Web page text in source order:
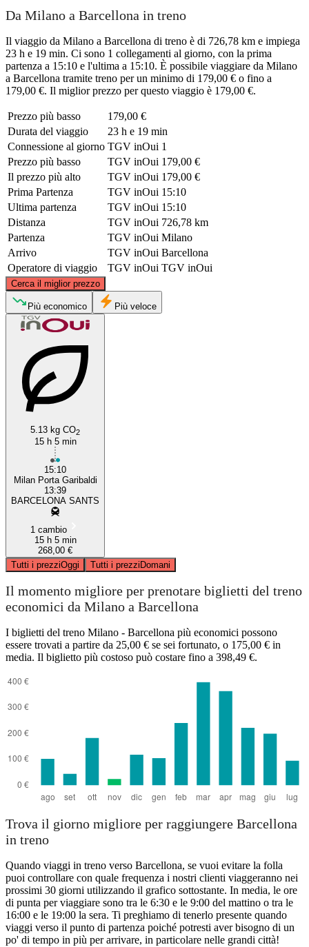
Da Milano a Barcellona in treno
Il viaggio da Milano a Barcellona di treno è di 726,78 km e impiega
23 h e 19 min. Ci sono 1 collegamenti al giorno, con la prima
partenza a 15:10 e l'ultima a 15:10. È possibile viaggiare da Milano
a Barcellona tramite treno per un minimo di 179,00 € o fino a
179,00 €. Il miglior prezzo per questo viaggio è 179,00 €.
Prezzo più basso
179,00 €
Durata del viaggio
23 h e 19 min
Connessione al giorno TGV inOui 1
Prezzo più basso
TGV inOui 179,00 €
Il prezzo più alto
TGV inOui 179,00 €
Prima Partenza
TGV inOui 15:10
Ultima partenza
TGV inOui 15:10
Distanza
TGV inOui 726,78 km
Partenza
TGV inOui Milano
Arrivo
TGV inOui Barcellona
Operatore di viaggio
TGV inOui TGV inOui
Cerca il miglior prezzo
Barcelona
©CARTO , ©OpenStreetMap
Più economico Più veloce
5.13 kg CO2
15 h 5 min
15:10
Milan Porta Garibaldi
13:39
BARCELONA SANTS
1 cambio
15 h 5 min
268,00 €
Tutti i prezziOggi Tutti i prezziDomani
Il momento migliore per prenotare biglietti del treno
economici da Milano a Barcellona
I biglietti del treno Milano - Barcellona più economici possono
essere trovati a partire da 25,00 € se sei fortunato, o 175,00 € in
media. Il biglietto più costoso può costare fino a 398,49 €.
Trova il giorno migliore per raggiungere Barcellona
in treno
Quando viaggi in treno verso Barcellona, se vuoi evitare la folla
puoi controllare con quale frequenza i nostri clienti viaggeranno nei
prossimi 30 giorni utilizzando il grafico sottostante. In media, le ore
di punta per viaggiare sono tra le 6:30 e le 9:00 del mattino o tra le
16:00 e le 19:00 la sera. Ti preghiamo di tenerlo presente quando
viaggi verso il punto di partenza poiché potresti aver bisogno di un
po' di tempo in più per arrivare, in particolare nelle grandi città!